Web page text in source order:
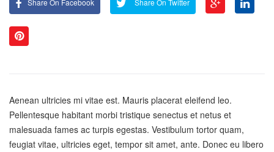
Share On Facebook Share On Twitter
Aenean ultricies mi vitae est. Mauris placerat eleifend leo.
Pellentesque habitant morbi tristique senectus et netus et
malesuada fames ac turpis egestas. Vestibulum tortor quam,
feugiat vitae, ultricies eget, tempor sit amet, ante. Donec eu libero